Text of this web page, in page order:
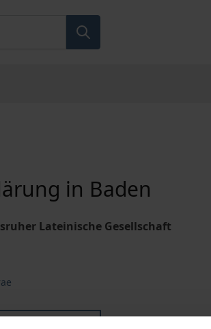
in Baden
Lateinische Gesellschaft